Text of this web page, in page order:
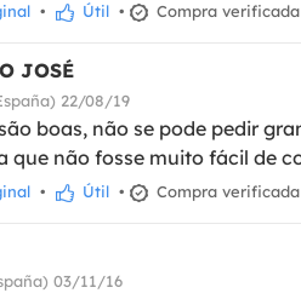
• Útil • Compra verificada
JOSÉ
22/08/19
boas, não se pode pedir
que não fosse muito fácil de
• Útil • Compra verificada
03/11/16